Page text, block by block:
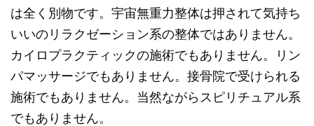
は全く別物です。宇宙無重力整体は押されて気持ち
いいのリラクゼーション系の整体ではありません。
カイロプラクティックの施術でもありません。リン
パマッサージでもありません。接骨院で受けられる
施術でもありません。当然ながらスピリチュアル系
でもありません。